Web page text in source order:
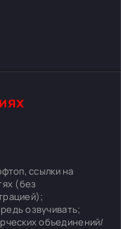
ссылки на
(без
озвучивать;
объединений/